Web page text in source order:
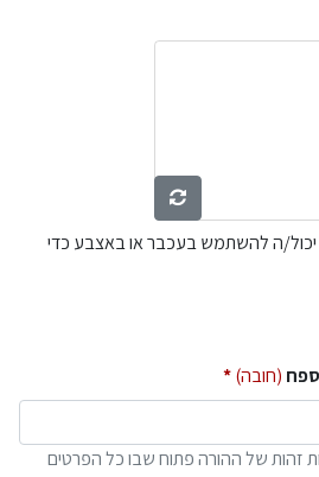
יכול/ה להשתמש בעכבר או באצבע כדי
ספח (חובה)
זהות של ההורה פתוח שבו כל הפרטים